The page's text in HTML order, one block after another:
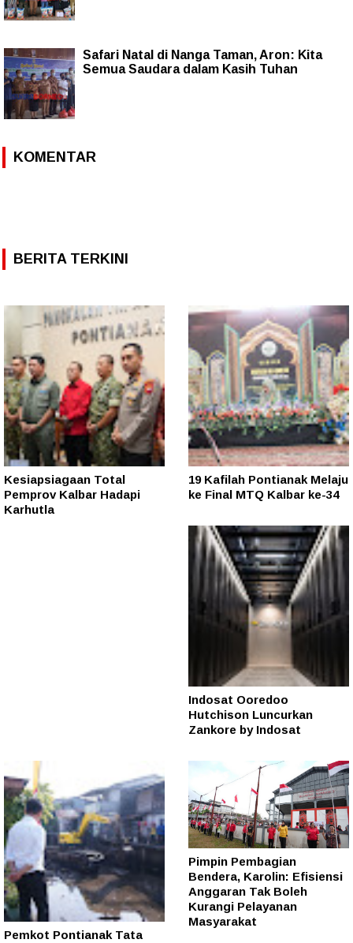
Safari Natal di Nanga Taman, Aron: Kita
Semua Saudara dalam Kasih Tuhan
KOMENTAR
BERITA TERKINI
Kesiapsiagaan Total
Pemprov Kalbar Hadapi
Karhutla
19 Kafilah Pontianak Melaju
ke Final MTQ Kalbar ke-34
Indosat Ooredoo
Hutchison Luncurkan
Zankore by Indosat
Pemkot Pontianak Tata
Pimpin Pembagian
Bendera, Karolin: Efisiensi
Anggaran Tak Boleh
Kurangi Pelayanan
Masyarakat